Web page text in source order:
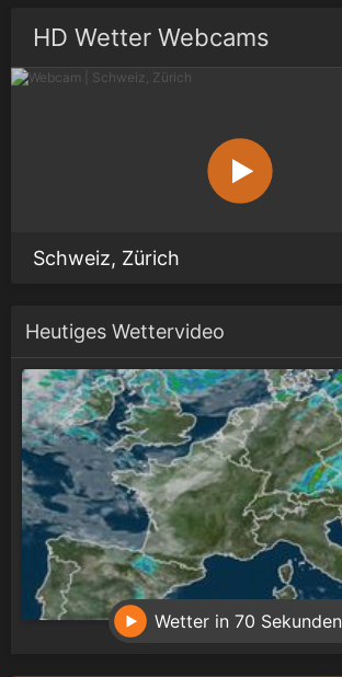
HD Wetter Webcams
Schweiz, Zürich
Heutiges Wettervideo
Wetter in 70 Sekunden